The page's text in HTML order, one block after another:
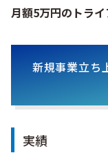
月額5万円のトライ
新規事業立ち
実績